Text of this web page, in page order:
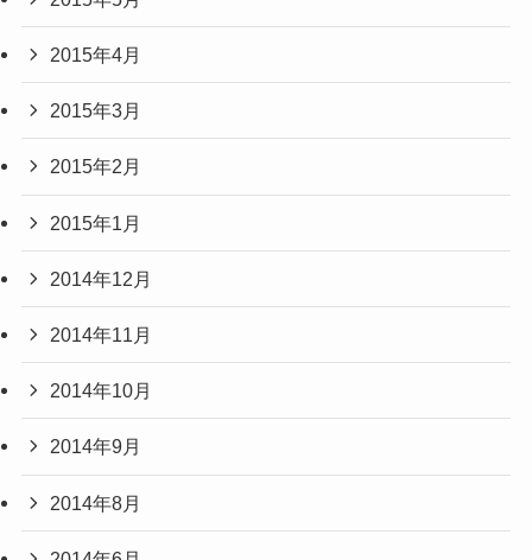
2015年4月
2015年3月
2015年2月
2015年1月
2014年12月
2014年11月
2014年10月
2014年9月
2014年8月